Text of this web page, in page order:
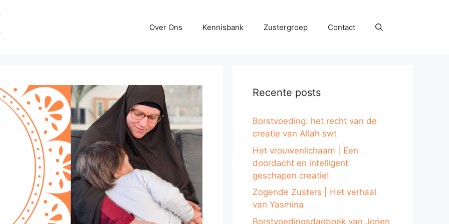
Over Ons Kennisbank Zustergroep Contact
Recente posts
Borstvoeding: het recht van de
creatie van Allah swt
Het vrouwenlichaam | Een
doordacht en intelligent
geschapen creatie!
Zogende Zusters | Het verhaal
van Yasmina
Borstvoedingsdagboek van Jorien